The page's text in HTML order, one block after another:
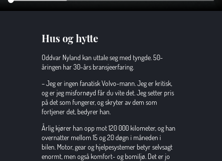
Oddvar Nyland kan uttale seg med tyngde. 50-
åringen har 30-års bransjeerfaring.
– Jeg er ingen fanatisk Volvo-mann. Jeg er kritisk,
og er jeg misfornøyd får du vite det. Jeg setter pris
på det som fungerer, og skryter av dem som
fortjener det, bedyrer han.
Årlig kjører han opp mot 120 000 kilometer, og han
overnatter mellom 15 og 20 døgn i måneden i
bilen. Motor, gear og hjelpesystemer betyr selvsagt
enormt, men også komfort- og bomiljø. Det er jo
Hus og hytte